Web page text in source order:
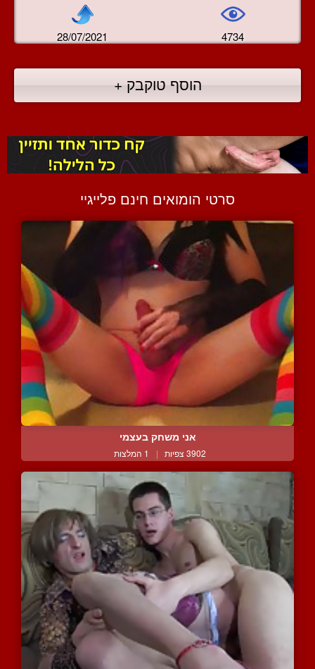
28/07/2021 4734
הוסף טוקבק +
סרטי הומואים חינם פלייגיי
אני משחק בעצמי
3902 צפיות | 1 המלצות